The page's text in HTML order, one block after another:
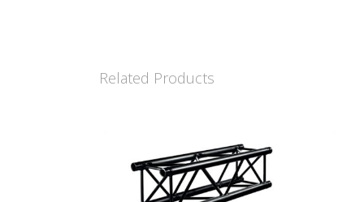
Related Products